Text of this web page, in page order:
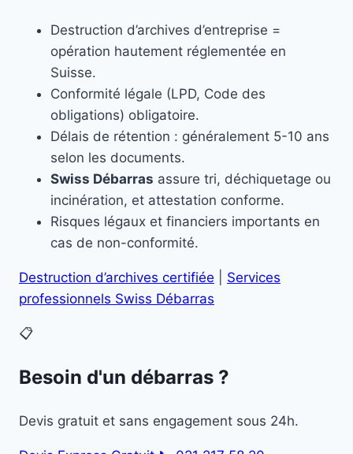
Destruction d’archives d’entreprise =
opération hautement réglementée en
Suisse.
Conformité légale (LPD, Code des
obligations) obligatoire.
Délais de rétention : généralement 5-10 ans
selon les documents.
Swiss Débarras assure tri, déchiquetage ou
incinération, et attestation conforme.
Risques légaux et financiers importants en
cas de non-conformité.
Destruction d’archives certifiée
Services
professionnels Swiss Débarras
📋
Besoin d'un débarras ?
Devis gratuit et sans engagement sous 24h.